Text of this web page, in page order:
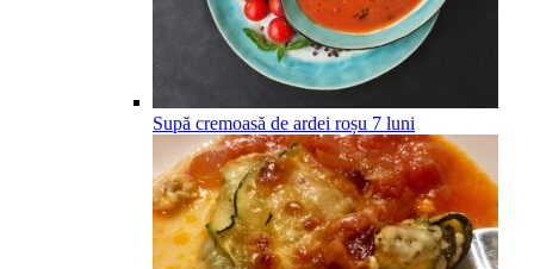
Supă cremoasă de ardei roșu 7 luni